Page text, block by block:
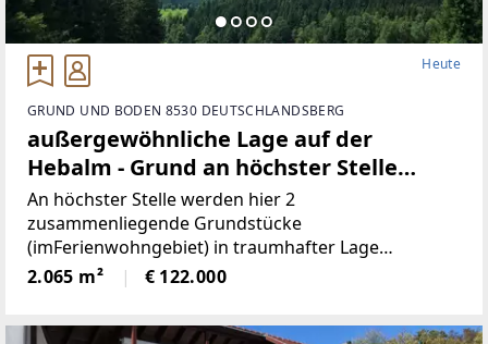
Heute
GRUND UND BODEN 8530 DEUTSCHLANDSBERG
außergewöhnliche Lage auf der
Hebalm - Grund an höchster Stelle
(Provisionsfrei)
An höchster Stelle werden hier 2
zusammenliegende Grundstücke
(imFerienwohngebiet) in traumhafter Lage
angeboten! Die beiden Grundstücke haben
inSumme 2.065m² (€59/ m²), sind süd-westlich
2.065 m² € 122.000